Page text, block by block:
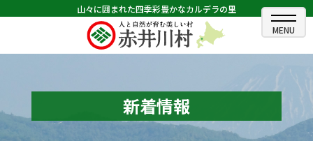
山々に囲まれた四季彩豊かなカルデラの里
ホーム
むらのできごと
むらのプロフィール
新着情報